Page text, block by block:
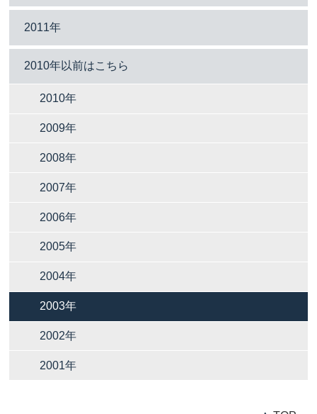
2011年
2010年以前はこちら
2010年
2009年
2008年
2007年
2006年
2005年
2004年
2003年
2002年
2001年